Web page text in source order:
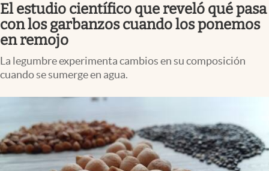
Columnistas
Otras secciones
Apertura
Infotechnology
Clase
Mundial 2026
Eventos Corporativos
El estudio científico que reveló qué pasa
con los garbanzos cuando los ponemos
en remojo
La legumbre experimenta cambios en su composición
cuando se sumerge en agua.